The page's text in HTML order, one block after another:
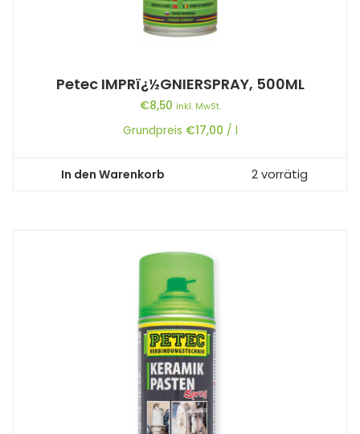
Petec IMPRï¿½GNIERSPRAY, 500ML
€8,50 inkl. MwSt.
Grundpreis €17,00 / l
In den Warenkorb 2 vorrätig